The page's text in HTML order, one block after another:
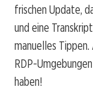
frischen Update,
und eine
manuelles
RDP-
haben!